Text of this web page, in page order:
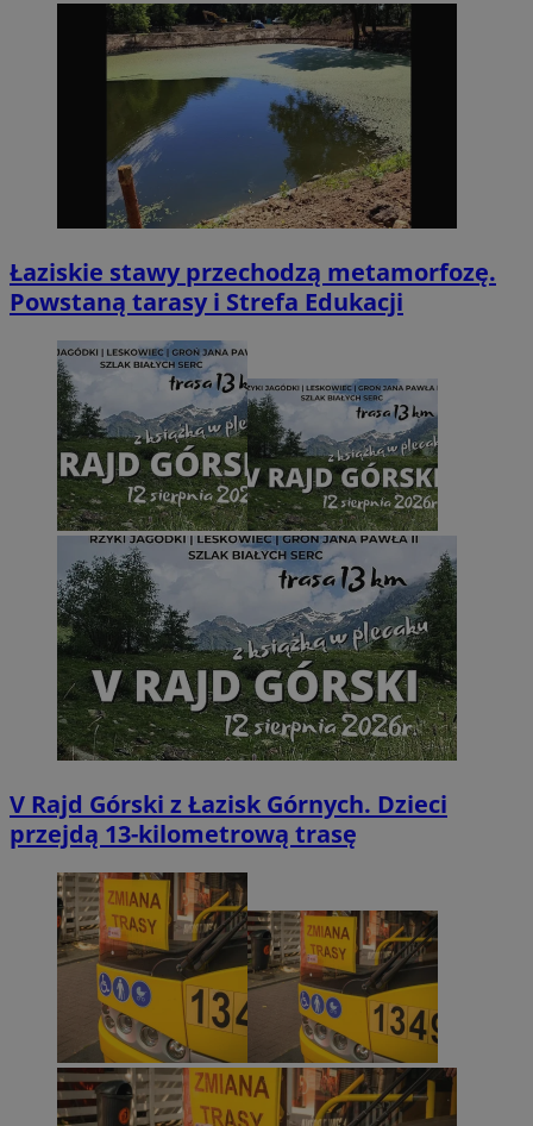
Łaziskie stawy przechodzą metamorfozę.
Powstaną tarasy i Strefa Edukacji
V Rajd Górski z Łazisk Górnych. Dzieci
przejdą 13-kilometrową trasę